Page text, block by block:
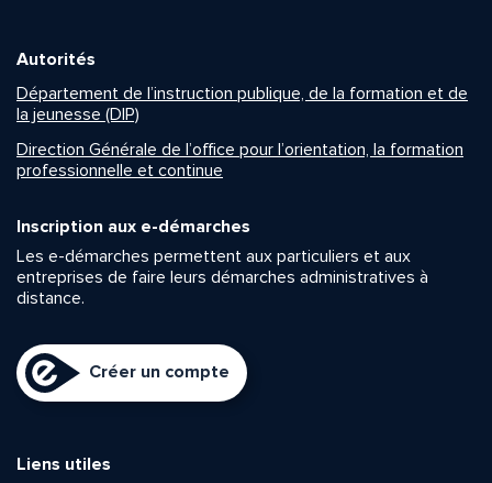
Autorités
Département de l’instruction publique, de la formation et de
la jeunesse (DIP)
Direction Générale de l’office pour l’orientation, la formation
professionnelle et continue
Inscription aux e-démarches
Les e-démarches permettent aux particuliers et aux
entreprises de faire leurs démarches administratives à
distance.
Créer un compte
Liens utiles